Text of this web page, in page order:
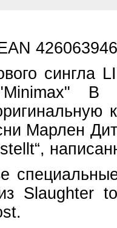
сингла
В
Марлен
Slaughter